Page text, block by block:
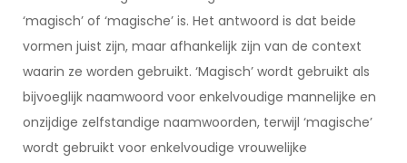
‘magisch’ of ‘magische’ is. Het antwoord is dat beide
vormen juist zijn, maar afhankelijk zijn van de context
waarin ze worden gebruikt. ‘Magisch’ wordt gebruikt als
bijvoeglijk naamwoord voor enkelvoudige mannelijke en
onzijdige zelfstandige naamwoorden, terwijl ‘magische’
wordt gebruikt voor enkelvoudige vrouwelijke